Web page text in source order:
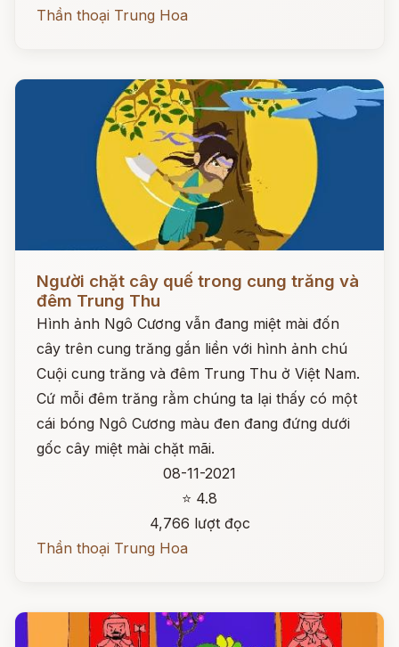
Thần thoại Trung Hoa
Người chặt cây quế trong cung trăng và
đêm Trung Thu
Hình ảnh Ngô Cương vẫn đang miệt mài đốn
cây trên cung trăng gắn liền với hình ảnh chú
Cuội cung trăng và đêm Trung Thu ở Việt Nam.
Cứ mỗi đêm trăng rằm chúng ta lại thấy có một
cái bóng Ngô Cương màu đen đang đứng dưới
gốc cây miệt mài chặt mãi.
08-11-2021
⭐ 4.8
4,766 lượt đọc
Thần thoại Trung Hoa